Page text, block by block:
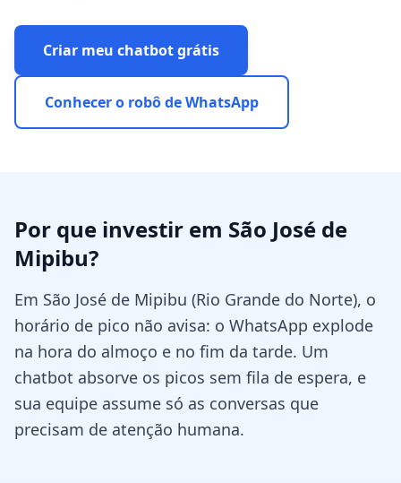
Criar meu chatbot grátis
Conhecer o robô de WhatsApp
Por que investir em São José de
Mipibu?
Em São José de Mipibu (Rio Grande do Norte), o
horário de pico não avisa: o WhatsApp explode
na hora do almoço e no fim da tarde. Um
chatbot absorve os picos sem fila de espera, e
sua equipe assume só as conversas que
precisam de atenção humana.